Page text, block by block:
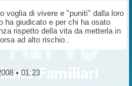
voglia di vivere e "puniti" dalla loro
ha giudicato e per chi ha osato
rispetto della vita da metterla in
ad alto rischio..
• 01:23